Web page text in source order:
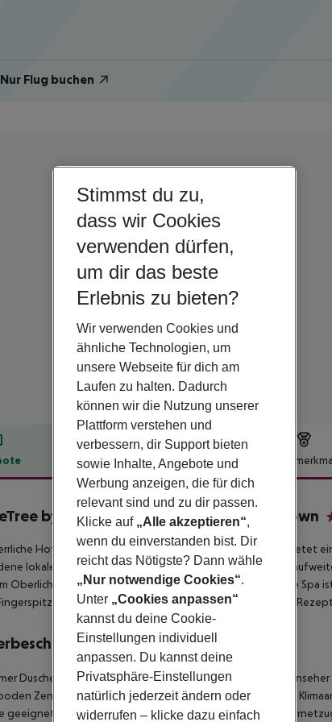
Nur Flug buchen
Hotelbeschreibung
by Hilton Hotel Los Angeles Downtown
Hotel liegt zentral in Downtown Los Angeles und bietet
lokale Attraktionen und Sehenswürdigkeiten sind in
Oberlicht über der zentralen Bar hängen. Der hoteleigene
spezialisiert. Hinzukommen eine 24h-
Dusche BadewanneHaartrocknerDirektwahltelefon Fernseher
Zentral regulierte KlimaanlageIndividuell regulierbare
geeignet: neinBarrierefreies Badezimmer: neinWLAN-
Stimmst du zu,
dass wir Cookies
verwenden dürfen,
um dir das beste
Erlebnis zu bieten?
Wir verwenden Cookies und
ähnliche Technologien, um
unsere Webseite für dich am
Laufen zu halten. Dadurch
können wir die Nutzung unserer
Plattform verstehen und
verbessern, dir Support bieten
sowie Inhalte, Angebote und
Werbung anzeigen, die für dich
relevant sind und zu dir passen.
Klicke auf „Alle akzeptieren“,
wenn du einverstanden bist. Dir
reicht das Nötigste? Dann wähle
„Nur notwendige Cookies“.
Unter „Cookies anpassen“
kannst du deine Cookie-
Einstellungen individuell
anpassen. Du kannst deine
Privatsphäre-Einstellungen
natürlich jederzeit ändern oder
widerrufen – klicke dazu einfach